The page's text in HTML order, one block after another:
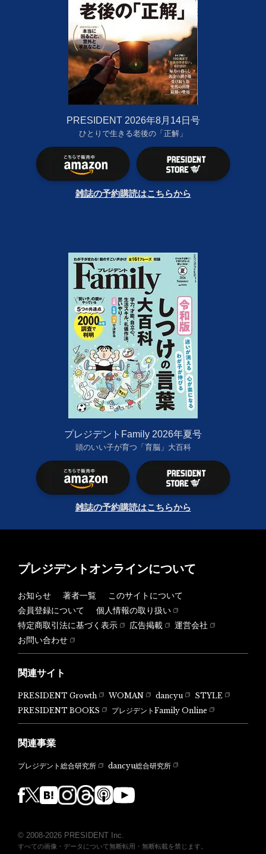
PRESIDENT 2026年8月14日号
ひとりで生きる老後の「正解」
雑誌の予約購読はこちらから
プレジデントFamily 2026年夏号
頭のいい子が育つ「育脳」大百科
雑誌の予約購読はこちらから
プレジデントオンラインについて
お知らせ 著者一覧
このサイトについて
会員登録について
個人情報の取り扱い
特定商取引法に基づく表示
広告掲載
運営会社
お問い合わせ
関連サイト
PRESIDENT Growth WOMAN dancyu
STYLE
PRESIDENT BOOKS
プレジデントFamily Online
関連事業
プレジデント総合研究所 dancyu総合研究所
© 2008-2026 PRESIDENT Inc.
すべての画像・データについて無断転用・無断転載を禁じます。